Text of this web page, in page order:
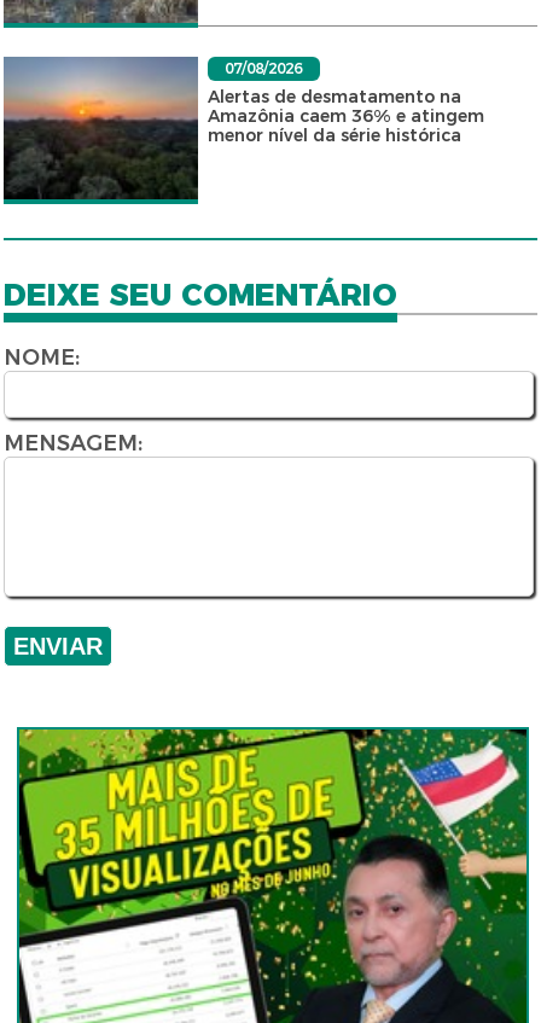
07/08/2026
Alertas de desmatamento na
Amazônia caem 36% e atingem
menor nível da série histórica
DEIXE SEU COMENTÁRIO
NOME:
MENSAGEM: